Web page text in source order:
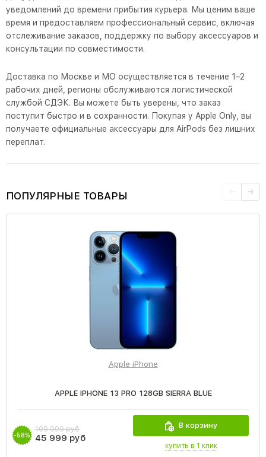
уведомлений до времени прибытия курьера. Мы ценим ваше
время и предоставляем профессиональный сервис, включая
отслеживание заказов, поддержку по выбору аксессуаров и
консультации по совместимости.
Доставка по Москве и МО осуществляется в течение 1–2
рабочих дней, регионы обслуживаются логистической
службой СДЭК. Вы можете быть уверены, что заказ
поступит быстро и в сохранности. Покупая у Apple Only, вы
получаете официальные аксессуары для AirPods без лишних
переплат.
ПОПУЛЯРНЫЕ ТОВАРЫ
Apple iPhone
APPLE IPHONE 13 PRO 128GB SIERRA BLUE
-58%
109 990 руб
45 999 руб
В корзину
купить в 1 клик